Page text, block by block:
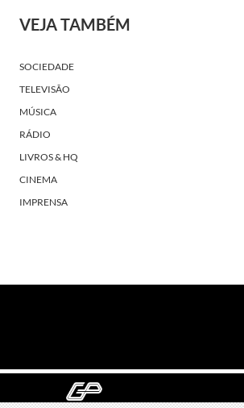
VEJA TAMBÉM
SOCIEDADE
TELEVISÃO
MÚSICA
RÁDIO
LIVROS & HQ
CINEMA
IMPRENSA